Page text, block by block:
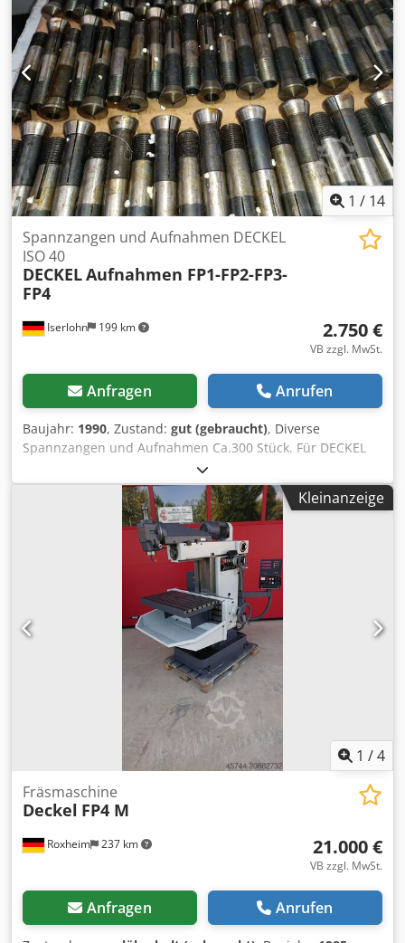
1 / 14
Iserlohn 199 km
Spannzangen und Aufnahmen DECKEL
ISO 40
DECKELAufnahmen FP1-FP2-FP3-
FP4
2.750 €
VB zzgl. MwSt.
Anfragen Anrufen
Baujahr: 1990, Zustand: gut (gebraucht), Diverse
Spannzangen und Aufnahmen Ca.300 Stück. Für DECKEL
Fräsmaschinen FP1 -FP2-FP3-FP4 Dwsdpfx Afehvz Iielea
Einzel Verkauf Bedarf Anfragen.
Kleinanzeige
1 /4
Roxheim 237 km
Fräsmaschine
Deckel FP4 M
21.000 €
VB zzgl. MwSt.
Anfragen Anrufen